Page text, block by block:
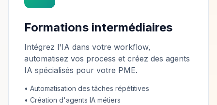
Formations intermédiaires
Intégrez l'IA dans votre workflow,
automatisez vos process et créez des agents
IA spécialisés pour votre PME.
• Automatisation des tâches répétitives
• Création d'agents IA métiers